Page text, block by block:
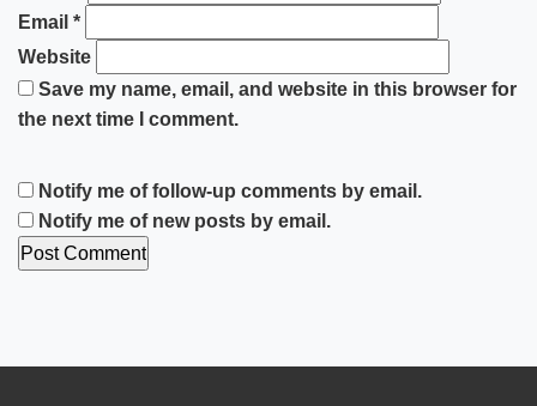
Email *
Website
Save my name, email, and website in this browser for
the next time I comment.
Notify me of follow-up comments by email.
Notify me of new posts by email.